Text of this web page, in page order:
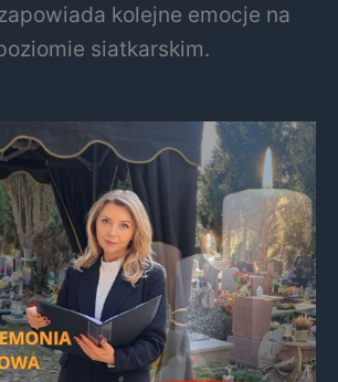
kolejne emocje na
siatkarskim.